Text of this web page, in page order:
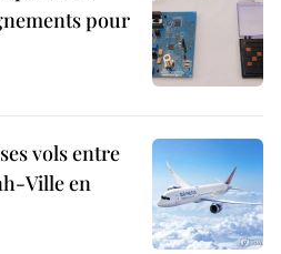
pour
vols entre
Ville en